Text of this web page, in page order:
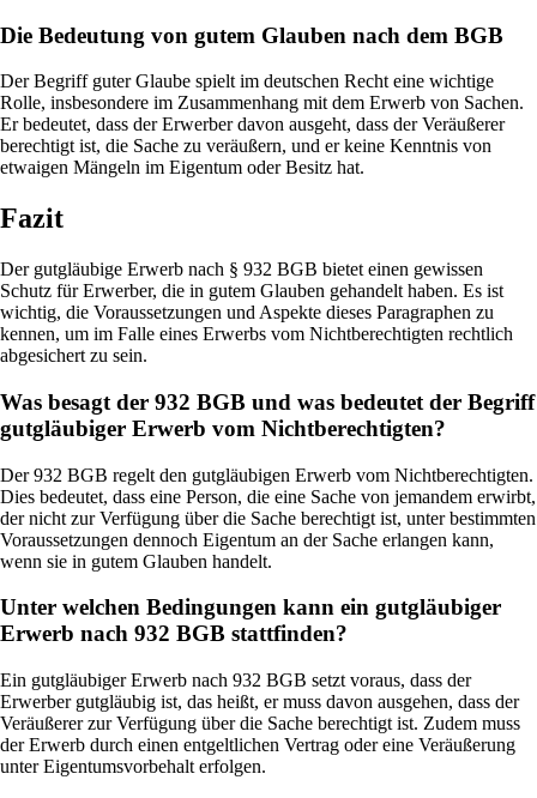
Die Bedeutung von gutem Glauben nach dem BGB
Der Begriff guter Glaube spielt im deutschen Recht eine wichtige
Rolle, insbesondere im Zusammenhang mit dem Erwerb von Sachen.
Er bedeutet, dass der Erwerber davon ausgeht, dass der Veräußerer
berechtigt ist, die Sache zu veräußern, und er keine Kenntnis von
etwaigen Mängeln im Eigentum oder Besitz hat.
Fazit
Der gutgläubige Erwerb nach § 932 BGB bietet einen gewissen
Schutz für Erwerber, die in gutem Glauben gehandelt haben. Es ist
wichtig, die Voraussetzungen und Aspekte dieses Paragraphen zu
kennen, um im Falle eines Erwerbs vom Nichtberechtigten rechtlich
abgesichert zu sein.
Was besagt der 932 BGB und was bedeutet der Begriff
gutgläubiger Erwerb vom Nichtberechtigten?
Der 932 BGB regelt den gutgläubigen Erwerb vom Nichtberechtigten.
Dies bedeutet, dass eine Person, die eine Sache von jemandem erwirbt,
der nicht zur Verfügung über die Sache berechtigt ist, unter bestimmten
Voraussetzungen dennoch Eigentum an der Sache erlangen kann,
wenn sie in gutem Glauben handelt.
Unter welchen Bedingungen kann ein gutgläubiger
Erwerb nach 932 BGB stattfinden?
Ein gutgläubiger Erwerb nach 932 BGB setzt voraus, dass der
Erwerber gutgläubig ist, das heißt, er muss davon ausgehen, dass der
Veräußerer zur Verfügung über die Sache berechtigt ist. Zudem muss
der Erwerb durch einen entgeltlichen Vertrag oder eine Veräußerung
unter Eigentumsvorbehalt erfolgen.